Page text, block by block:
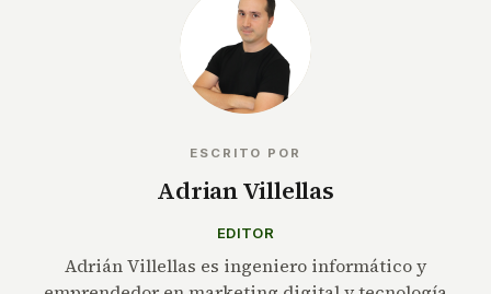
ESCRITO POR
Adrian Villellas
EDITOR
Adrián Villellas es ingeniero informático y